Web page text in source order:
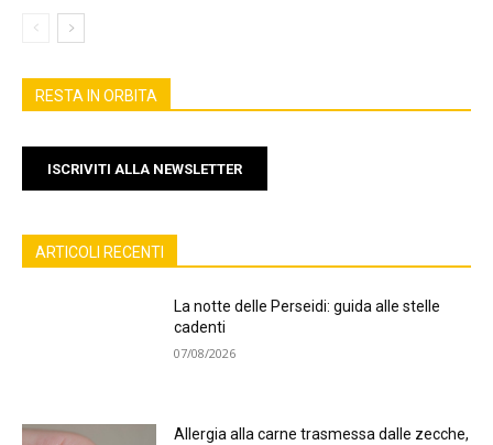
RESTA IN ORBITA
ISCRIVITI ALLA NEWSLETTER
ARTICOLI RECENTI
La notte delle Perseidi: guida alle stelle
cadenti
07/08/2026
Allergia alla carne trasmessa dalle zecche,